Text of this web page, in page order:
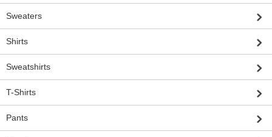
Sweaters
Shirts
Sweatshirts
T-Shirts
Pants